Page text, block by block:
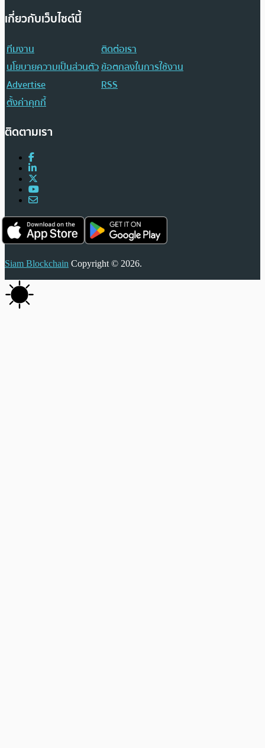
เกี่ยวกับเว็บไซต์นี้
ทีมงาน
ติดต่อเรา
นโยบายความเป็นส่วนตัวข้อตกลงในการใช้งาน
Advertise
RSS
ตั้งค่าคุกกี้
ติดตามเรา
Siam Blockchain Copyright © 2026.